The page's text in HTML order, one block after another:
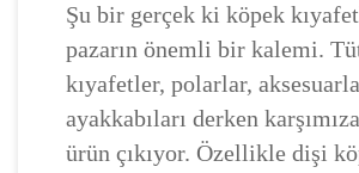
Şu bir gerçek ki köpek
pazarın önemli bir kalemi.
kıyafetler, polarlar,
ayakkabıları derken
ürün çıkıyor. Özellikle dişi